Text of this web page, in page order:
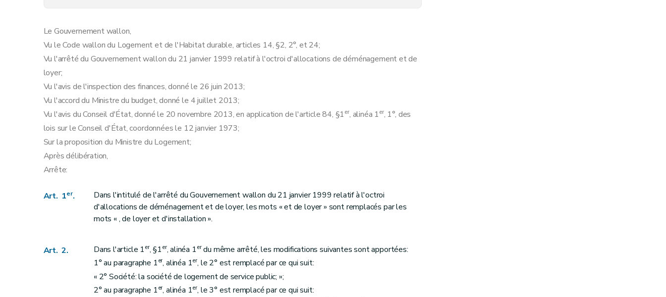
Le Gouvernement wallon,
Vu le Code wallon du Logement et de l'Habitat durable, articles 14, §2, 2°, et 24;
Vu l'arrêté du Gouvernement wallon du 21 janvier 1999 relatif à l'octroi d'allocations de déménagement et de
loyer;
Vu l'avis de l'inspection des finances, donné le 26 juin 2013;
Vu l'accord du Ministre du budget, donné le 4 juillet 2013;
Vu l'avis du Conseil d'État, donné le 20 novembre 2013, en application de l'article 84, §1er, alinéa 1er, 1°, des
lois sur le Conseil d'État, coordonnées le 12 janvier 1973;
Sur la proposition du Ministre du Logement;
Après délibération,
Arrête:
Art. 1er.
Dans l'intitulé de l'arrêté du Gouvernement wallon du 21 janvier 1999 relatif à l'octroi
d'allocations de déménagement et de loyer, les mots « et de loyer » sont remplacés par les
mots « , de loyer et d'installation ».
Art. 2. Dans l'article 1er, §1er, alinéa 1erdu même arrêté, les modifications suivantes sont apportées:
1° au paragraphe 1er, alinéa 1er, le 2° est remplacé par ce qui suit:
« 2° Société: la société de logement de service public; »;
2° au paragraphe 1er, alinéa 1er, le 3° est remplacé par ce qui suit: